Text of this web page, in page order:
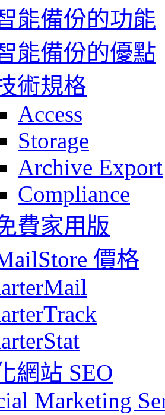
能備份的功能
能備份的優點
術規格
Access
Storage
Archive Export
Compliance
費家用版
價格
網站 SEO
Marketing